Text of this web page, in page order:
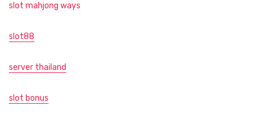
slot mahjong ways
slot88
server thailand
slot bonus